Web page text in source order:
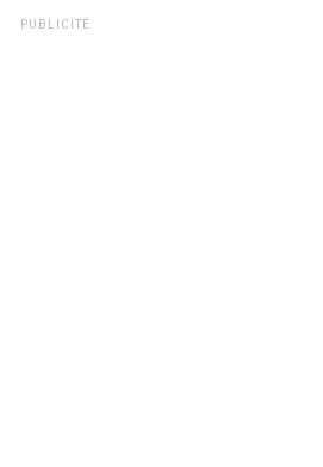
PUBLICITÉ